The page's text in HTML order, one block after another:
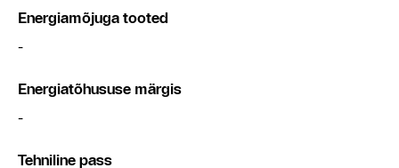
Energiamõjuga tooted
-
Energiatõhususe märgis
-
Tehniline pass